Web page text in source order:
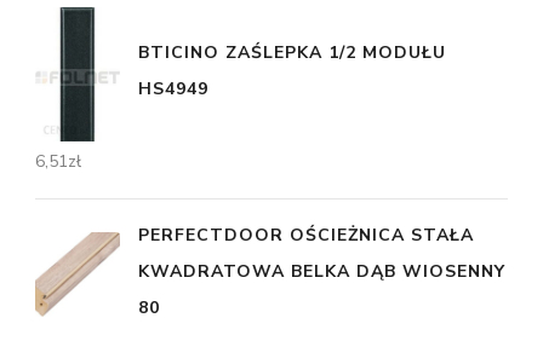
BTICINO ZAŚLEPKA 1/2 MODUŁU
HS4949
6,51zł
PERFECTDOOR OŚCIEŻNICA STAŁA
KWADRATOWA BELKA DĄB WIOSENNY
80